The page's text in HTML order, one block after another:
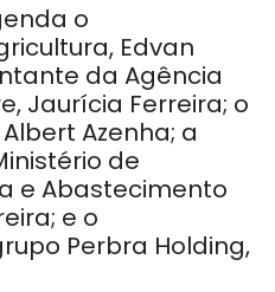
o
Edvan
da Agência
Jaurícia Ferreira; o
Azenha; a
de
e Abastecimento
e o
Perbra Holding,